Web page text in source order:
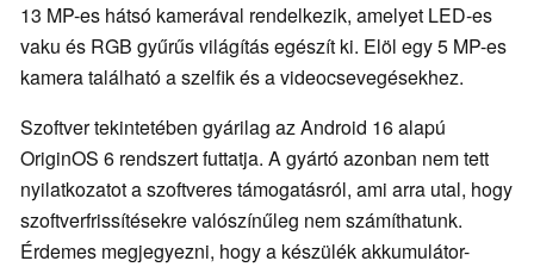
13 MP-es hátsó kamerával rendelkezik, amelyet LED-es
vaku és RGB gyűrűs világítás egészít ki. Elöl egy 5 MP-es
kamera található a szelfik és a videocsevegésekhez.
Szoftver tekintetében gyárilag az Android 16 alapú
OriginOS 6 rendszert futtatja. A gyártó azonban nem tett
nyilatkozatot a szoftveres támogatásról, ami arra utal, hogy
szoftverfrissítésekre valószínűleg nem számíthatunk.
Érdemes megjegyezni, hogy a készülék akkumulátor-